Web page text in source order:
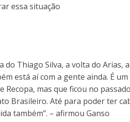
essa situação
do Thiago Silva, a volta do
está aí com a gente ainda. É
Recopa, mas que ficou no
Brasileiro. Até para poder ter
também”. – afirmou Ganso